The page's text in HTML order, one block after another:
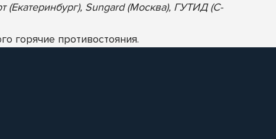
Sungard (Москва), ГУТИД (С-
горячие противостояния.